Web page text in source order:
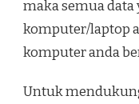
maka semua
komputer/laptop
komputer anda
Untuk